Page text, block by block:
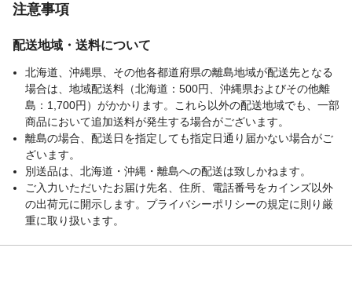
注意事項
配送地域・送料について
北海道、沖縄県、その他各都道府県の離島地域が配送先となる
場合は、地域配送料（北海道：500円、沖縄県およびその他離
島：1,700円）がかかります。これら以外の配送地域でも、一部
商品において追加送料が発生する場合がございます。
離島の場合、配送日を指定しても指定日通り届かない場合がご
ざいます。
別送品は、北海道・沖縄・離島への配送は致しかねます。
ご入力いただいたお届け先名、住所、電話番号をカインズ以外
の出荷元に開示します。プライバシーポリシーの規定に則り厳
重に取り扱います。